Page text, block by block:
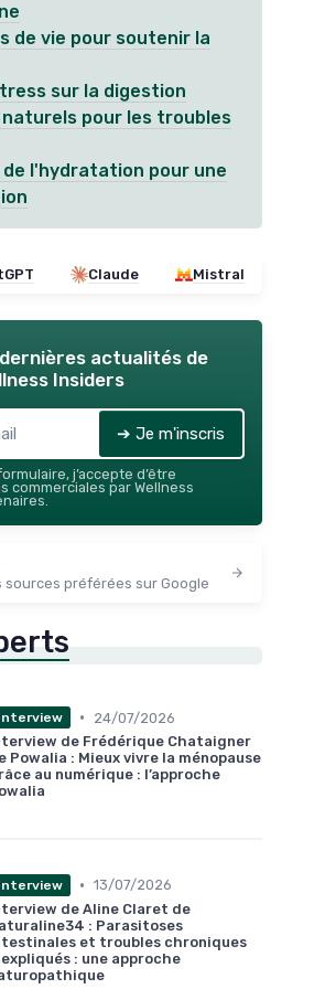
de vie pour soutenir la
sur la digestion
naturels pour les troubles
de l'hydratation pour une
Claude Mistral
actualités de
Insiders
➔ Je m'inscris
j’accepte d’être
commerciales par Wellness
préférées sur Google
•
24/07/2026
de Frédérique Chataigner
Powalia : Mieux vivre la ménopause
au numérique : l’approche
• 13/07/2026
de Aline Claret de
: Parasitoses
et troubles chroniques
: une approche